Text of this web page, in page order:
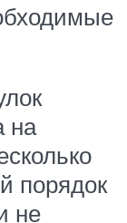
на
порядок
не